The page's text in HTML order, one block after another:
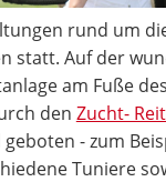
rund um
statt. Auf der
am Fuße
den Zucht-
geboten - zum
Tuniere